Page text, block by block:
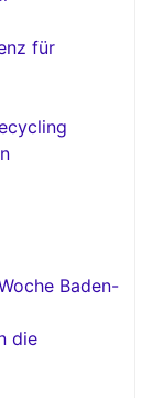
für
Baden-
die